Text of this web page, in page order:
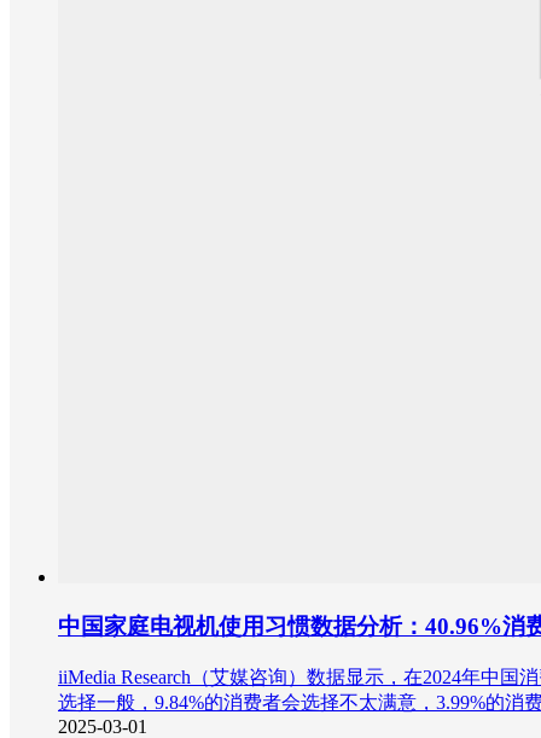
中国家庭电视机使用习惯数据分析：40.96%消
iiMedia Research（艾媒咨询）数据显示，在2024年中
选择一般，9.84%的消费者会选择不太满意，3.99%的消
2025-03-01